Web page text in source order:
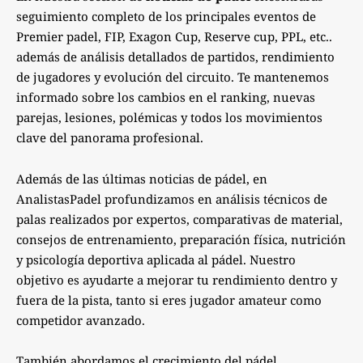
seguimiento completo de los principales eventos de
Premier padel, FIP, Exagon Cup, Reserve cup, PPL, etc..
además de análisis detallados de partidos, rendimiento
de jugadores y evolución del circuito. Te mantenemos
informado sobre los cambios en el ranking, nuevas
parejas, lesiones, polémicas y todos los movimientos
clave del panorama profesional.
Además de las últimas noticias de pádel, en
AnalistasPadel profundizamos en análisis técnicos de
palas realizados por expertos, comparativas de material,
consejos de entrenamiento, preparación física, nutrición
y psicología deportiva aplicada al pádel. Nuestro
objetivo es ayudarte a mejorar tu rendimiento dentro y
fuera de la pista, tanto si eres jugador amateur como
competidor avanzado.